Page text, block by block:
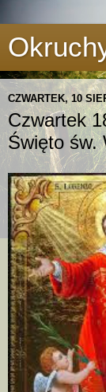
CZWARTEK, 10
Czwartek
Święto św.